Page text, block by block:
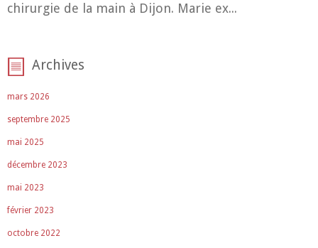
chirurgie de la main à Dijon. Marie ex...
Archives
mars 2026
septembre 2025
mai 2025
décembre 2023
mai 2023
février 2023
octobre 2022